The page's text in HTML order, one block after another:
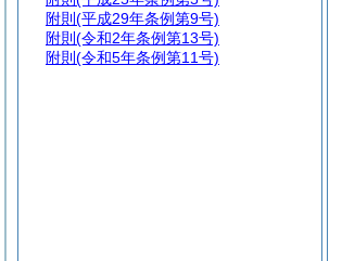
附則 (平成29年条例第9号)
附則 (令和2年条例第13号)
附則 (令和5年条例第11号)